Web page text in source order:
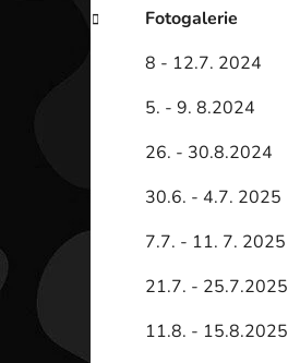
Fotogalerie
8 - 12.7. 2024
5. - 9. 8.2024
26. - 30.8.2024
30.6. - 4.7. 2025
7.7. - 11. 7. 2025
21.7. - 25.7.2025
11.8. - 15.8.2025